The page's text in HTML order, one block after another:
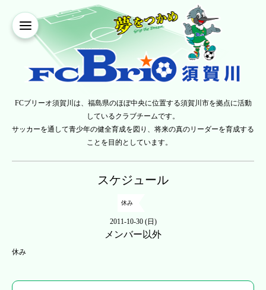
FCブリーオ須賀川は、福島県のほぼ中央に位置する須賀川市を拠点に活動
しているクラブチームです。
サッカーを通して青少年の健全育成を図り、将来の真のリーダーを育成する
ことを目的としています。
スケジュール
休み
2011-10-30 (日)
メンバー以外
休み